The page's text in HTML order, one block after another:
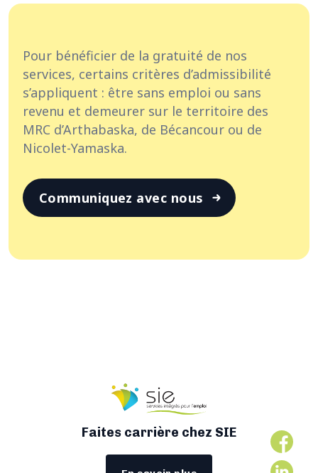
Pour bénéficier de la gratuité de nos
services, certains critères d’admissibilité
s’appliquent : être sans emploi ou sans
revenu et demeurer sur le territoire des
MRC d’Arthabaska, de Bécancour ou de
Nicolet-Yamaska.
Communiquez avec nous
Faites carrière chez SIE